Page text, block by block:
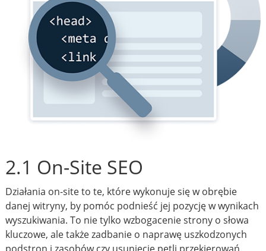
2.1 On-Site SEO
Działania on-site to te, które wykonuje się w obrębie
danej witryny, by pomóc podnieść jej pozycję w wynikach
wyszukiwania. To nie tylko wzbogacenie strony o słowa
kluczowe, ale także zadbanie o naprawę uszkodzonych
podstron i zasobów czy usunięcie pętli przekierowań.